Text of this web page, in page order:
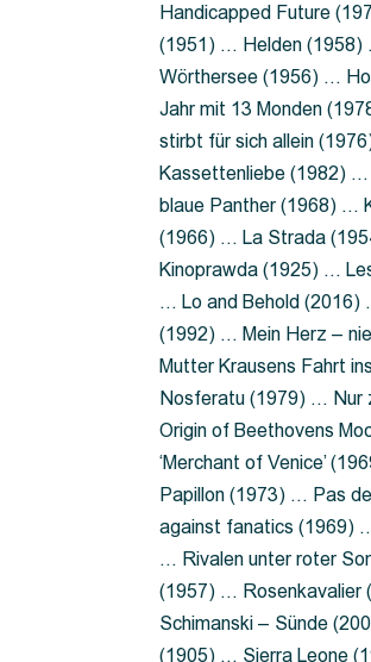
Handicapped Future
(1951) … Helden (1958)
Wörthersee (1956) …
Jahr mit 13 Monden
stirbt für sich allein
Kassettenliebe (1982)
blaue Panther (1968) …
(1966) … La Strada
Kinoprawda (1925) …
… Lo and Behold
(1992) … Mein Herz –
Mutter Krausens Fahrt
Nosferatu (1979) … Nur
Origin of Beethovens
‘Merchant of Venice’
Papillon (1973) … Pas
against fanatics (1969)
… Rivalen unter roter
(1957) … Rosenkavalier
Schimanski – Sünde
(1905) … Sierra Leone